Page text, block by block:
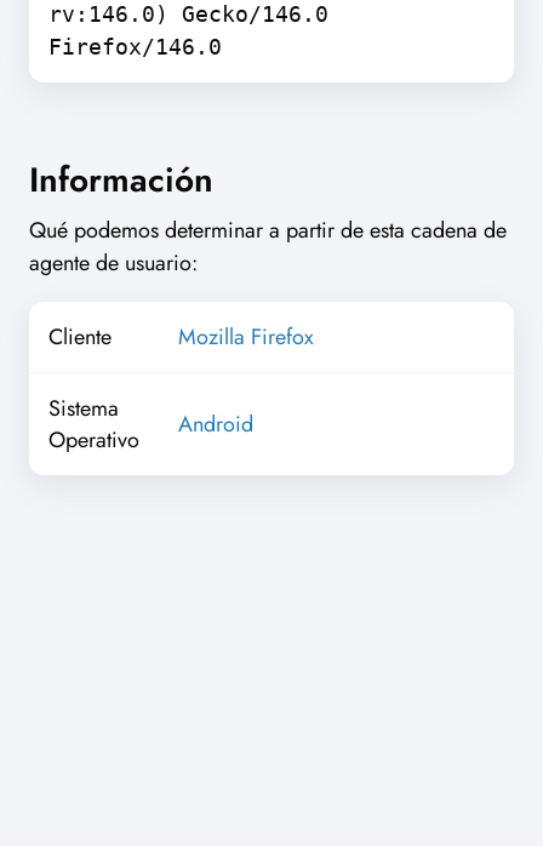
rv:146.0) Gecko/146.0
Firefox/146.0
Información
Qué podemos determinar a partir de esta cadena de
agente de usuario:
Cliente Mozilla Firefox
Sistema
Operativo
Android